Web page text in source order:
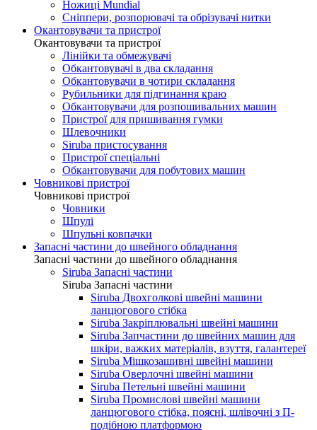
Ножиці Mundial
Сніппери, розпорювачі та обрізувачі нитки
Окантовувачи та пристрої
Окантовувачи та пристрої
Лінійки та обмежувачі
Обкантовувачі в два складання
Обкантовувачи в чотири складання
Рубильники для підгинання краю
Обкантовувачи для розпошивальних машин
Пристрої для пришивання гумки
Шлевочники
Siruba пристосування
Пристрої спеціальні
Обкантовувачи для побутових машин
Човникові пристрої
Човникові пристрої
Човники
Шпулі
Шпульні ковпачки
Запасні частини до швейного обладнання
Запасні частини до швейного обладнання
Siruba Запасні частини
Siruba Запасні частини
Siruba Двохголкові швейні машини
ланцюгового стібка
Siruba Закріплювальні швейні машини
Siruba Запчастини до швейних машин для
шкіри, важких матеріалів, взуття, галантереї
Siruba Мішкозашивні швейні машини
Siruba Оверлочні швейні машини
Siruba Петельні швейні машини
Siruba Промислові швейні машини
ланцюгового стібка, поясні, шлівочні з П-
подібною платформою